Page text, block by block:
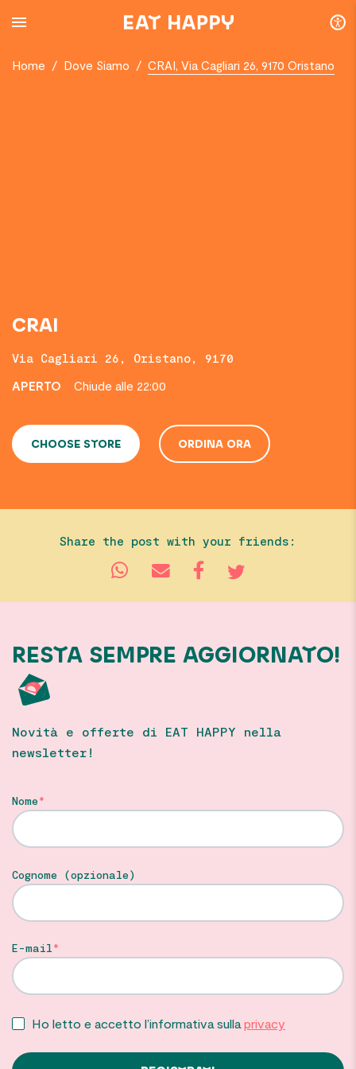
TO
Home / Dove Siamo / CRAI, Via Cagliari 26, 9170 Oristano
CRAI
Via Cagliari 26, Oristano, 9170
APERTO
Chiude alle 22:00
CHOOSE STORE ORDINA ORA
Share the post with your friends:
RESTA SEMPRE AGGIORNATO!
Novità e offerte di EAT HAPPY nella
newsletter!
Nome
Cognome (opzionale)
E-mail
Ho letto e accetto l’informativa sulla privacy